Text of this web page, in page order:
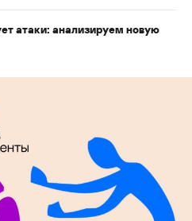
атаки: анализируем новую